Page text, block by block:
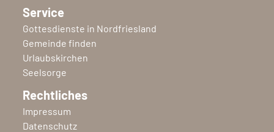
Service
Gottesdienste in Nordfriesland
Gemeinde finden
Urlaubskirchen
Seelsorge
Rechtliches
Impressum
Datenschutz